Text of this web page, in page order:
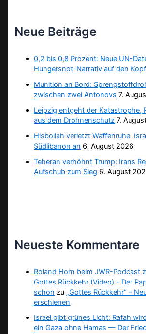
Neue Beiträge
0,2 bis 0,8 Prozent: Neue UN-
Hungersnot-Narrativ auf den Kopf
Munition an Bord:
zwischen zwei Antonovs 7.
Leipzig entgeht der Katastrophe,
aus dem Drohnenschutz 7.
Hisbollah verletzt Waffenruhe,
Südlibanon an 6. August 2026
Teheran verhöhnt Trump: Irans
Aufschub zum Sieg 6. August
Neueste Kommentare
Roland Horn beim JWR-Podcast
Gottes Rückkehr (Video) - Der
schon zu „Gottes Rückkehr“ –
erschienen
Israel gibt grünes Licht: Rafah
ein Gaza ohne Hamas — Der